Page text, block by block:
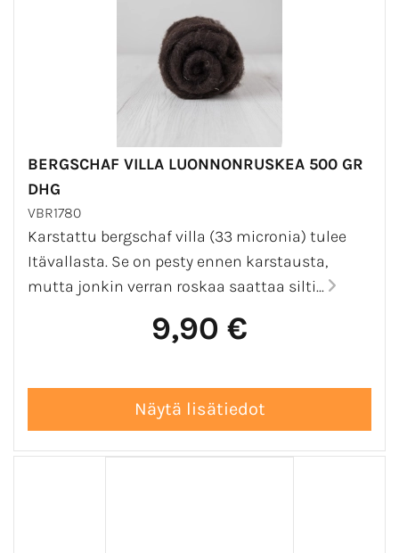
BERGSCHAF VILLA LUONNONRUSKEA 500 GR
DHG
VBR1780
Karstattu bergschaf villa (33 micronia) tulee
Itävallasta. Se on pesty ennen karstausta,
mutta jonkin verran roskaa saattaa silti...
9,90 €